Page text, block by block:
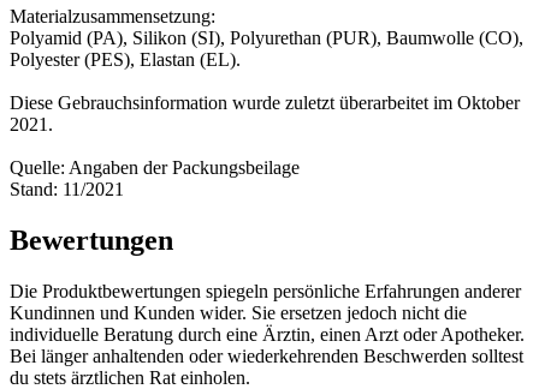
Materialzusammensetzung:
Polyamid (PA), Silikon (SI), Polyurethan (PUR), Baumwolle (CO),
Polyester (PES), Elastan (EL).
Diese Gebrauchsinformation wurde zuletzt überarbeitet im Oktober
2021.
Quelle: Angaben der Packungsbeilage
Stand: 11/2021
Bewertungen
Die Produktbewertungen spiegeln persönliche Erfahrungen anderer
Kundinnen und Kunden wider. Sie ersetzen jedoch nicht die
individuelle Beratung durch eine Ärztin, einen Arzt oder Apotheker.
Bei länger anhaltenden oder wiederkehrenden Beschwerden solltest
du stets ärztlichen Rat einholen.